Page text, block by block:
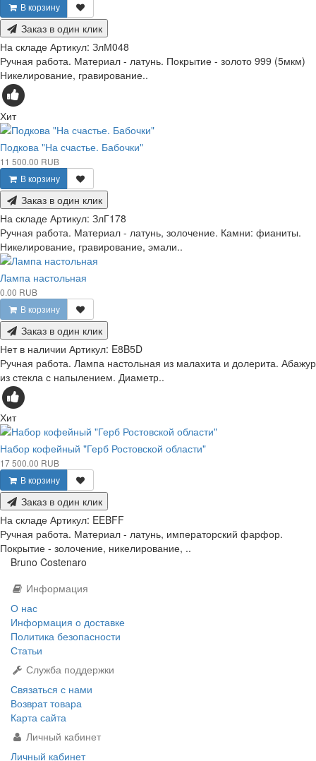
В корзину
Заказ в один клик
На складе Артикул: ЗлМ048
Ручная работа. Материал - латунь. Покрытие - золото 999 (5мкм)
Никелирование, гравирование..
Хит
Подкова "На счастье. Бабочки"
11 500.00 RUB
В корзину
Заказ в один клик
На складе Артикул: ЗлГ178
Ручная работа. Материал - латунь, золочение. Камни: фианиты.
Никелирование, гравирование, эмали..
Лампа настольная
0.00 RUB
В корзину
Заказ в один клик
Нет в наличии Артикул: E8B5D
Ручная работа. Лампа настольная из малахита и долерита. Абажур
из стекла с напылением. Диаметр..
Хит
Набор кофейный "Герб Ростовской области"
17 500.00 RUB
В корзину
Заказ в один клик
На складе Артикул: EEBFF
Ручная работа. Материал - латунь, императорский фарфор.
Покрытие - золочение, никелирование, ..
Bruno Costenaro
Информация
О нас
Информация о доставке
Политика безопасности
Статьи
Служба поддержки
Связаться с нами
Возврат товара
Карта сайта
Личный кабинет
Личный кабинет